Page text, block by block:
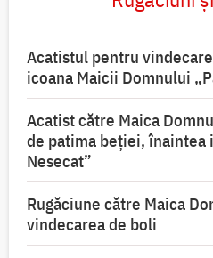
Acatistul pentru
icoana Maicii Domnului
Acatist către Maica
de patima beției, înaintea
Nesecat”
Rugăciune către Maica
vindecarea de boli